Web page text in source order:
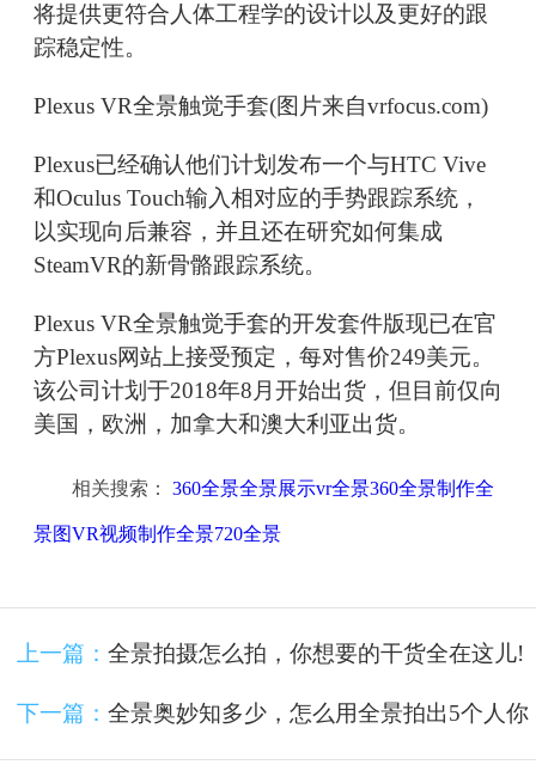
将提供更符合人体工程学的设计以及更好的跟
踪稳定性。
Plexus VR全景触觉手套(图片来自vrfocus.com)
Plexus已经确认他们计划发布一个与HTC Vive
和Oculus Touch输入相对应的手势跟踪系统，
以实现向后兼容，并且还在研究如何集成
SteamVR的新骨骼跟踪系统。
Plexus VR全景触觉手套的开发套件版现已在官
方Plexus网站上接受预定，每对售价249美元。
该公司计划于2018年8月开始出货，但目前仅向
美国，欧洲，加拿大和澳大利亚出货。
相关搜索： 360全景全景展示vr全景360全景制作全
景图VR视频制作全景720全景
上一篇： 全景拍摄怎么拍，你想要的干货全在这儿!
下一篇： 全景奥妙知多少，怎么用全景拍出5个人你